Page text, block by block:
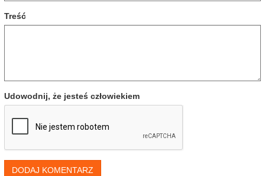
Treść
Udowodnij, że jesteś człowiekiem
DODAJ KOMENTARZ